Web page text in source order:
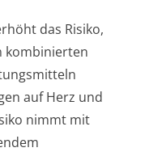
das Risiko,
kombinierten
auf Herz und
nimmt mit